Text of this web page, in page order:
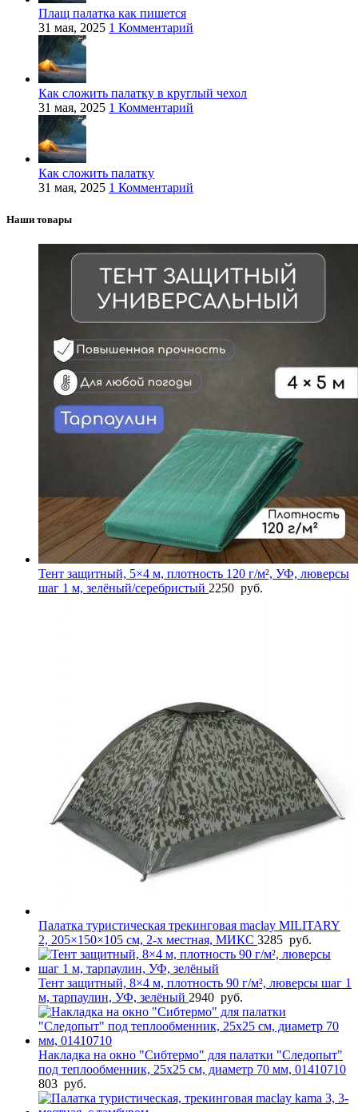
Плащ палатка как пишется
31 мая, 2025 1 Комментарий
Как сложить палатку в круглый чехол
31 мая, 2025 1 Комментарий
Как сложить палатку
31 мая, 2025 1 Комментарий
Наши товары
Тент защитный, 5×4 м, плотность 120 г/м², УФ, люверсы
шаг 1 м, зелёный/серебристый 2250 руб.
Палатка туристическая трекинговая maclay MILITARY
2, 205×150×105 см, 2-х местная, МИКС 3285 руб.
Тент защитный, 8×4 м, плотность 90 г/м², люверсы шаг 1
м, тарпаулин, УФ, зелёный 2940 руб.
Накладка на окно "Сибтермо" для палатки "Следопыт"
под теплообменник, 25х25 см, диаметр 70 мм, 01410710
803 руб.